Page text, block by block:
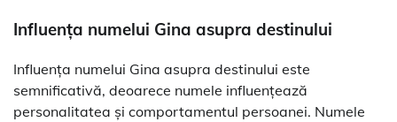
Influența numelui Gina asupra destinului
Influența numelui Gina asupra destinului este
semnificativă, deoarece numele influențează
personalitatea și comportamentul persoanei. Numele